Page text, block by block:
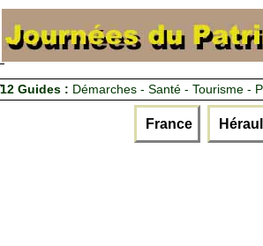
12 Guides : Démarches - Santé - Tourisme -
France